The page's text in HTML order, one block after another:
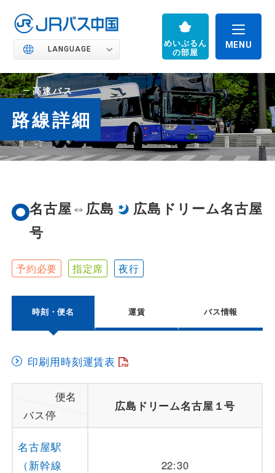
LANGUAGE
めいぷるん
の部屋
JRバス中国の魅力
貸切バス
会社案内
高速バス
路線詳細
名古屋⇔広島
広島ドリーム名古屋
号
予約必要 指定席 夜行
時刻・便名 運賃 バス情報
印刷用時刻運賃表
便名
バス停
広島ドリーム名古屋１号
名古屋駅
（新幹線
22:30